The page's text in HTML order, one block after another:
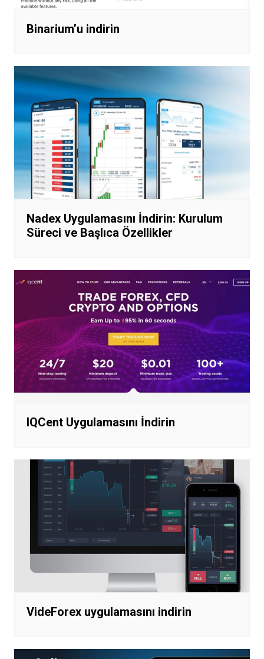
Binarium’u indirin
Nadex Uygulamasını İndirin: Kurulum
Süreci ve Başlıca Özellikler
IQCent Uygulamasını İndirin
VideForex uygulamasını indirin